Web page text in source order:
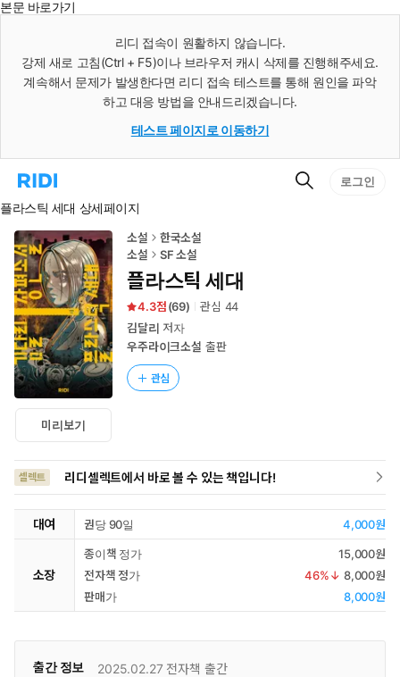
본문 바로가기
리디 접속이 원활하지 않습니다.
강제 새로 고침(Ctrl + F5)이나 브라우저 캐시 삭제를 진행해주세요.
계속해서 문제가 발생한다면 리디 접속 테스트를 통해 원인을 파악
하고 대응 방법을 안내드리겠습니다.
테스트 페이지로 이동하기
리
홈
로
이
동
검
로그인
플라스틱 세대 상세페이지
미리보기
소설
한국소설
소설
SF 소설
플라스틱 세대
4.3 (69) 관심 44
김달리 저자
우주라이크소설 출판
관심
셀렉트 리디셀렉트에서 바로 볼 수 있는 책입니다!
대여 권당 90일 4,000원
소장
종이책 정가
15,000원
전자책 정가
46%↓ 8,000원
판매가
8,000원
출간 정보 2025.02.27 전자책 출간